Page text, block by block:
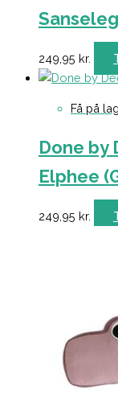
249,95 kr.
Få på
Done by
Elphee
249,95 kr.